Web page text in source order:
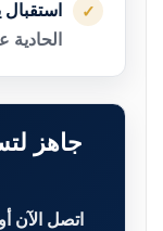
✓
جاهز
اتصل الآن